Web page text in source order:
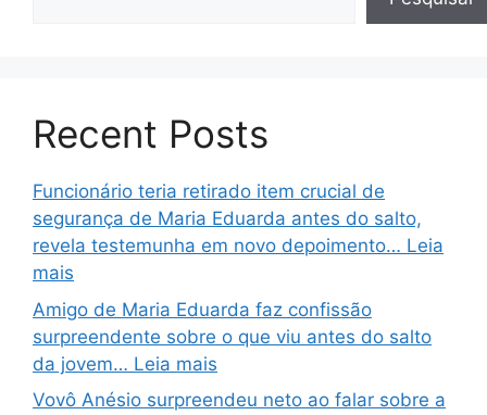
Recent Posts
Funcionário teria retirado item crucial de
segurança de Maria Eduarda antes do salto,
revela testemunha em novo depoimento… Leia
mais
Amigo de Maria Eduarda faz confissão
surpreendente sobre o que viu antes do salto
da jovem… Leia mais
Vovô Anésio surpreendeu neto ao falar sobre a